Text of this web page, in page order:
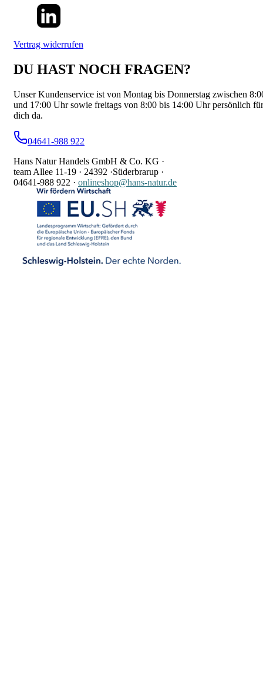
Vertrag widerrufen
DU HAST NOCH FRAGEN?
Unser Kundenservice ist von Montag bis Donnerstag zwischen
und 17:00 Uhr sowie freitags von 8:00 bis 14:00 Uhr persönlich für
dich da.
04641-988 922
Hans Natur Handels GmbH & Co. KG ·
team Allee 11-19 · 24392 ·Süderbrarup ·
04641-988 922 · onlineshop@hans-natur.de